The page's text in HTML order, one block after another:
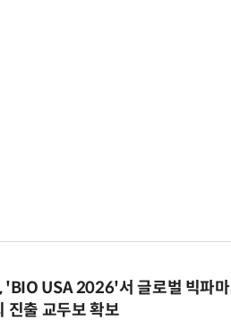
'BIO USA 2026'서 글로벌 빅파
출 교두보 확보